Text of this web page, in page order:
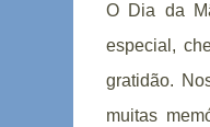
O Dia da
especial,
gratidão.
muitas